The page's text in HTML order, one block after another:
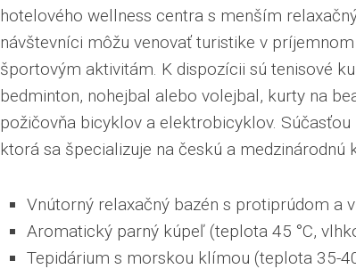
hotelového wellness centra s menším
návštevníci môžu venovať turistike v
športovým aktivitám. K dispozícii sú tenisové
bedminton, nohejbal alebo volejbal, kurty na
požičovňa bicyklov a elektrobicyklov.
ktorá sa špecializuje na českú a medzinárodnú
Vnútorný relaxačný bazén s protiprúdom a
Aromatický parný kúpeľ (teplota 45 °C,
Tepidárium s morskou klímou (teplota 35-